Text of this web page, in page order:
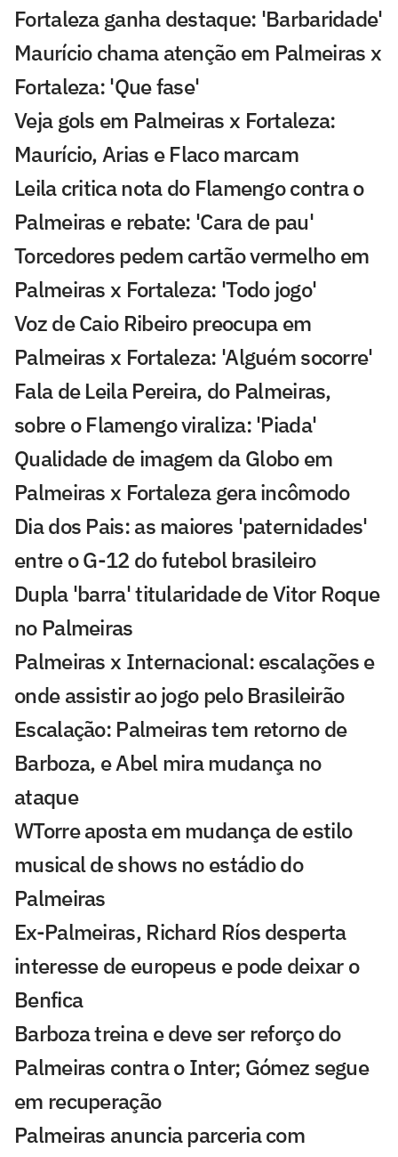
Fortaleza ganha destaque: 'Barbaridade'
Maurício chama atenção em Palmeiras x
Fortaleza: 'Que fase'
Veja gols em Palmeiras x Fortaleza:
Maurício, Arias e Flaco marcam
Leila critica nota do Flamengo contra o
Palmeiras e rebate: 'Cara de pau'
Torcedores pedem cartão vermelho em
Palmeiras x Fortaleza: 'Todo jogo'
Voz de Caio Ribeiro preocupa em
Palmeiras x Fortaleza: 'Alguém socorre'
Fala de Leila Pereira, do Palmeiras,
sobre o Flamengo viraliza: 'Piada'
Qualidade de imagem da Globo em
Palmeiras x Fortaleza gera incômodo
Dia dos Pais: as maiores 'paternidades'
entre o G-12 do futebol brasileiro
Dupla 'barra' titularidade de Vitor Roque
no Palmeiras
Palmeiras x Internacional: escalações e
onde assistir ao jogo pelo Brasileirão
Escalação: Palmeiras tem retorno de
Barboza, e Abel mira mudança no
ataque
WTorre aposta em mudança de estilo
musical de shows no estádio do
Palmeiras
Ex-Palmeiras, Richard Ríos desperta
interesse de europeus e pode deixar o
Benfica
Barboza treina e deve ser reforço do
Palmeiras contra o Inter; Gómez segue
em recuperação
Palmeiras anuncia parceria com